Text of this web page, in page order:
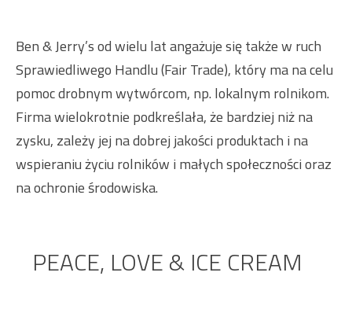
Ben & Jerry’s od wielu lat angażuje się także w ruch
Sprawiedliwego Handlu (Fair Trade), który ma na celu
pomoc drobnym wytwórcom, np. lokalnym rolnikom.
Firma wielokrotnie podkreślała, że bardziej niż na
zysku, zależy jej na dobrej jakości produktach i na
wspieraniu życiu rolników i małych społeczności oraz
na ochronie środowiska.
PEACE, LOVE & ICE CREAM